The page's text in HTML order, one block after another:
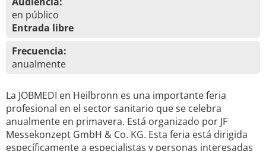
en público
Entrada libre
Frecuencia:
anualmente
La JOBMEDI en Heilbronn es una importante feria
profesional en el sector sanitario que se celebra
anualmente en primavera. Está organizado por JF
Messekonzept GmbH & Co. KG. Esta feria está dirigida
específicamente a especialistas y personas interesadas